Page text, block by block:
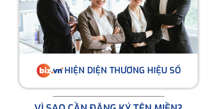
HIỆN DIỆN THƯƠNG HIỆU SỐ